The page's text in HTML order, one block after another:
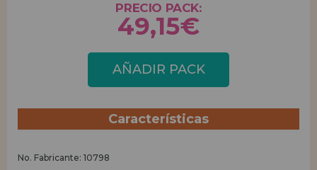
PRECIO PACK:
49,15€
AÑADIR PACK
Características
No. Fabricante: 10798